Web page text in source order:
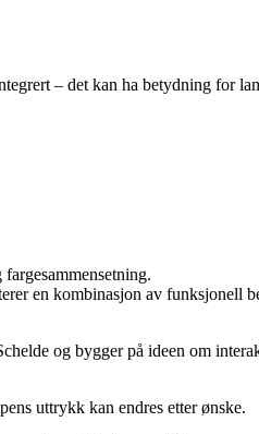
– det kan ha betydning for
en kombinasjon av funksjonell
og bygger på ideen om
uttrykk kan endres etter ønske.